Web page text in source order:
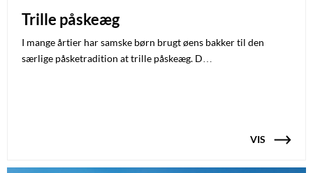
Trille påskeæg
I mange årtier har samske børn brugt øens bakker til den
særlige påsketradition at trille påskeæg. D…
VIS